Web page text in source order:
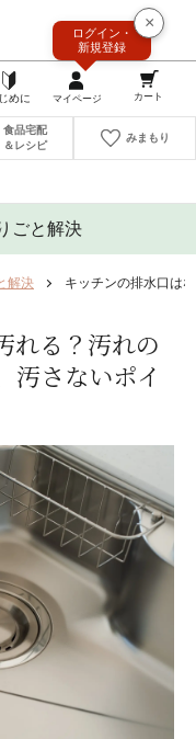
×
ログイン・
新規登録
食品宅配
＆レシピ
みまもり
ごと解決
解決 キッチンの排水口は
れる？汚れの
汚さないポイ